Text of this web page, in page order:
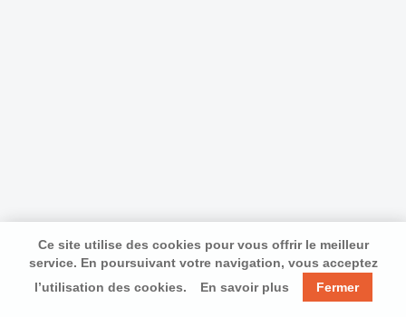
Ce site utilise des cookies pour vous offrir le meilleur
service. En poursuivant votre navigation, vous acceptez
l’utilisation des cookies.
En savoir plus Fermer